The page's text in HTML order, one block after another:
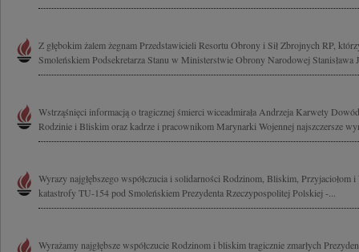
Z głębokim żalem żegnam Przedstawicieli Resortu Obrony i Sił Zbrojnych RP,
Smoleńskiem Podsekretarza Stanu w Ministerstwie Obrony Narodowej Stanisława
Wstrząśnięci informacją o tragicznej śmierci wiceadmirała Andrzeja Karwety
Rodzinie i Bliskim oraz kadrze i pracownikom Marynarki Wojennej najszczersze
Wyrazy najgłębszego współczucia i solidarności Rodzinom, Bliskim, Przyjaciołom
katastrofy TU-154 pod Smoleńskiem Prezydenta Rzeczypospolitej Polskiej -...
Wyrażamy najgłębsze współczucie Rodzinom i bliskim tragicznie zmarłych